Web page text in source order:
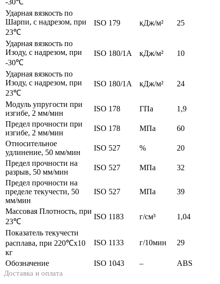
-30℃
Ударная вязкость по
Шарпи, с надрезом, при
23℃
ISO 179 кДж/м² 25
Ударная вязкость по
Изоду, с надрезом, при
-30℃
ISO 180/1А кДж/м² 10
Ударная вязкость по
Изоду, с надрезом, при
23℃
ISO 180/1А кДж/м² 24
Модуль упругости при
изгибе, 2 мм/мин
ISO 178 ГПа
1,9
Предел прочности при
изгибе, 2 мм/мин
ISO 178 МПа
60
Относительное
удлинение, 50 мм/мин
ISO 527 %
20
Предел прочности на
разрыв, 50 мм/мин
ISO 527 МПа
32
Предел прочности на
пределе текучести, 50
мм/мин
ISO 527 МПа 39
Массовая Плотность, при
23℃
ISO 1183 г/см³
1,04
Показатель текучести
расплава, при 220℃x10
кг
ISO 1133 г/10мин 29
Обозначение ISO 1043 – ABS
Доставка и оплата